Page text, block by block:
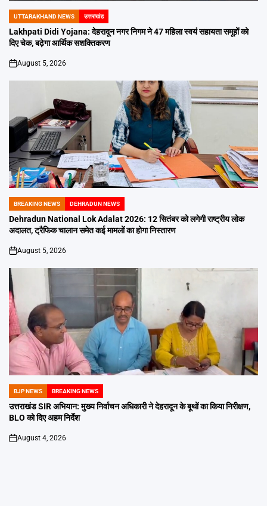
POSTED
IN
UTTARAKHAND NEWS उत्तराखंड
Lakhpati Didi Yojana: देहरादून नगर निगम ने 47 महिला स्वयं सहायता समूहों को
दिए चेक, बढ़ेगा आर्थिक सशक्तिकरण
on
August 5, 2026
POSTED
IN
BREAKING NEWS DEHRADUN NEWS
Dehradun National Lok Adalat 2026: 12 सितंबर को लगेगी राष्ट्रीय लोक
अदालत, ट्रैफिक चालान समेत कई मामलों का होगा निस्तारण
on
August 5, 2026
POSTED
IN
BJP NEWS BREAKING NEWS
उत्तराखंड SIR अभियान: मुख्य निर्वाचन अधिकारी ने देहरादून के बूथों का किया निरीक्षण,
BLO को दिए अहम निर्देश
on
August 4, 2026